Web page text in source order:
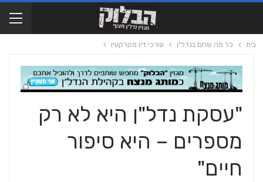
בית כל מה שחם בנדל"ן עורכי דין מקרקעין
"עסקת נדל"ן היא לא רק
מספרים – היא סיפור
חיים"